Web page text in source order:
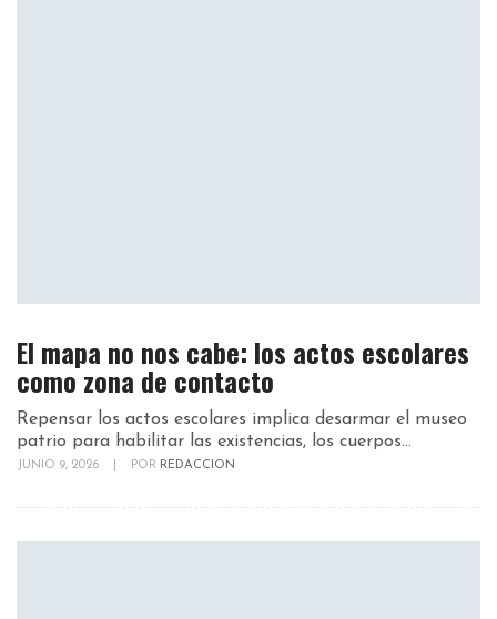
El mapa no nos cabe: los actos escolares
como zona de contacto
Repensar los actos escolares implica desarmar el museo
patrio para habilitar las existencias, los cuerpos...
JUNIO 9, 2026 POR REDACCION